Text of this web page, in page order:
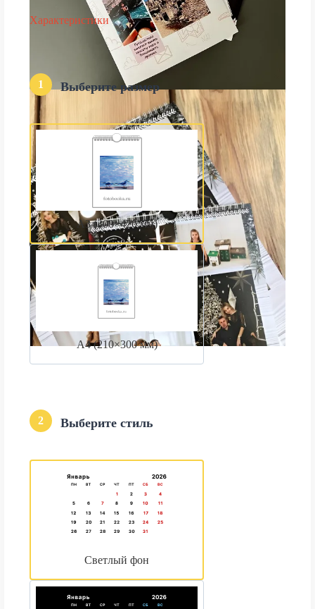
Характеристики
1 Выберите размер
А3 (300×420 мм)
А4 (210×300 мм)
2 Выберите стиль
Светлый фон